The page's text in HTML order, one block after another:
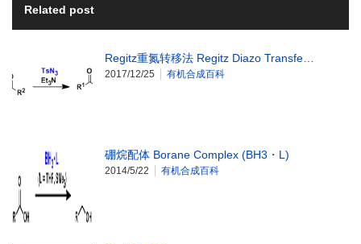
Related post
Regitz重氮转移法 Regitz Diazo Transfe…
2017/12/25 有机合成百科
硼烷配体 Borane Complex (BH3・L)
2014/5/22 有机合成百科